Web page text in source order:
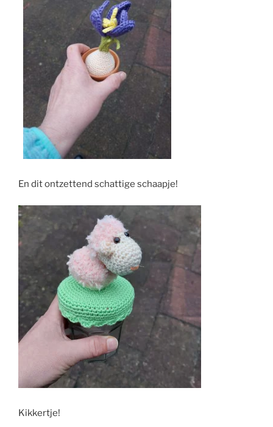
En dit ontzettend schattige schaapje!
Kikkertje!